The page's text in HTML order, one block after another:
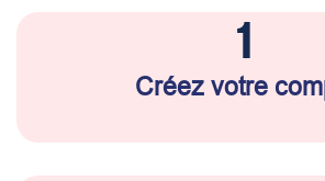
1
Créez votre